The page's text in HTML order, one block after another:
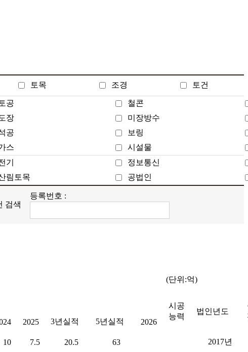
토목 조경 토건
공 철콘
장 미장방수
공 보링
스 시설물
기 정보통신
림토목 공법인
검색
등록번호 :
(단위:억)
시공
능력
법인년도
2025 3년실적 5년실적 2026
10 7.5 20.5 63 2017년